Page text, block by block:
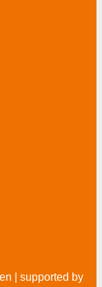
| supported by